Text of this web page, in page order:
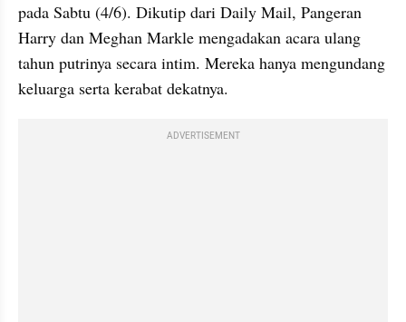
pada Sabtu (4/6). Dikutip dari Daily Mail, Pangeran
Harry dan Meghan Markle mengadakan acara ulang
tahun putrinya secara intim. Mereka hanya mengundang
keluarga serta kerabat dekatnya.
ADVERTISEMENT